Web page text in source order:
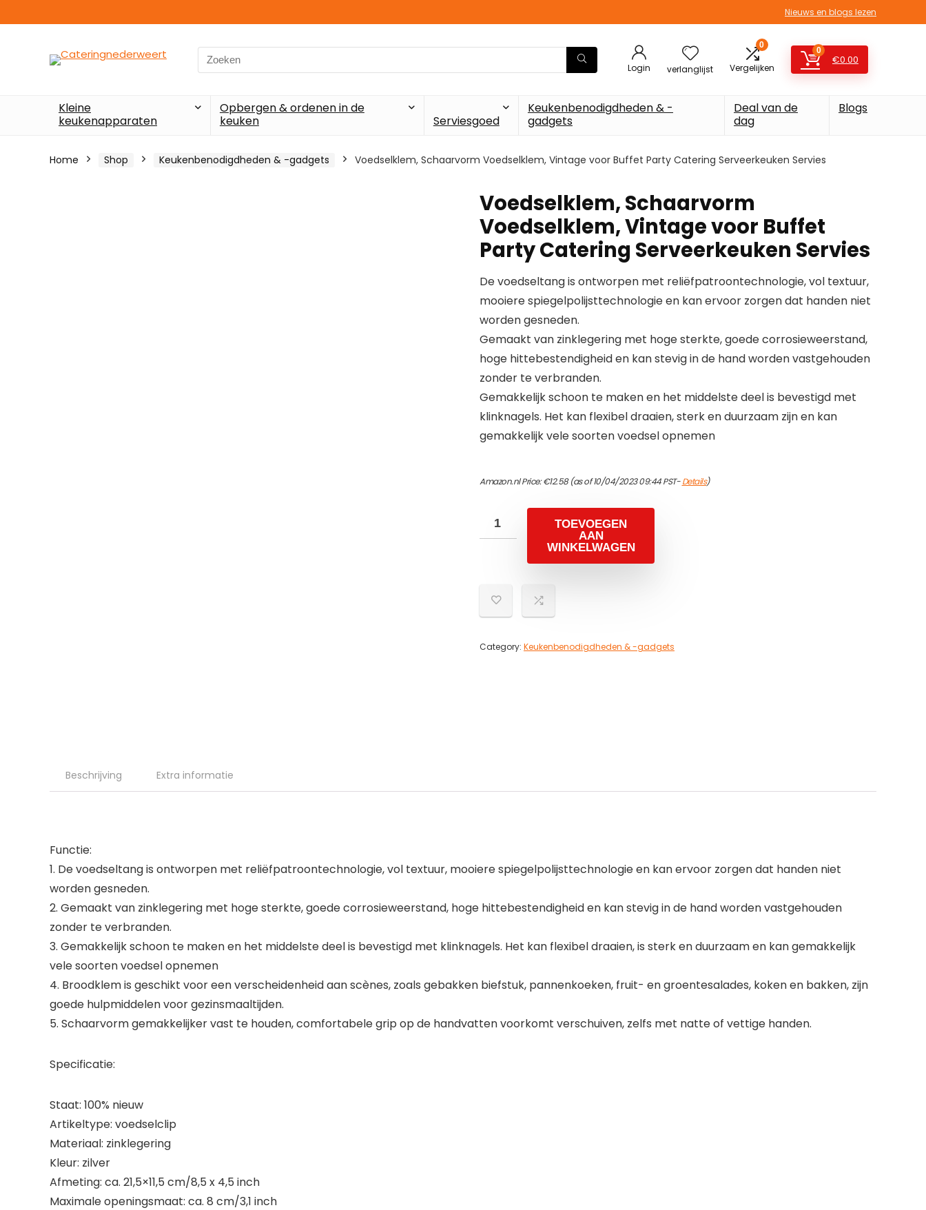
Nieuws en blogs lezen
Search
for:
Login verlanglijst
0
Vergelijken
0
€0.00
Kleine
keukenapparaten
Opbergen & ordenen in de
keuken
Serviesgoed
Keukenbenodigdheden & -
gadgets
Deal van de
dag
Blogs
Home Shop Keukenbenodigdheden & -gadgets Voedselklem, Schaarvorm Voedselklem, Vintage voor Buffet Party Catering Serveerkeuken Servies
Voedselklem, Schaarvorm
Voedselklem, Vintage voor Buffet
Party Catering Serveerkeuken Servies
De voedseltang is ontworpen met reliëfpatroontechnologie, vol textuur,
mooiere spiegelpolijsttechnologie en kan ervoor zorgen dat handen niet
worden gesneden.
Gemaakt van zinklegering met hoge sterkte, goede corrosieweerstand,
hoge hittebestendigheid en kan stevig in de hand worden vastgehouden
zonder te verbranden.
Gemakkelijk schoon te maken en het middelste deel is bevestigd met
klinknagels. Het kan flexibel draaien, sterk en duurzaam zijn en kan
gemakkelijk vele soorten voedsel opnemen
Amazon.nl Price:€12.58(as of 10/04/2023 09:44 PST-Details)
TOEVOEGEN
AAN
WINKELWAGEN
Category: Keukenbenodigdheden & -gadgets
Beschrijving Extra informatie
Functie:
1. De voedseltang is ontworpen met reliëfpatroontechnologie, vol textuur, mooiere spiegelpolijsttechnologie en kan ervoor zorgen dat handen niet
worden gesneden.
2. Gemaakt van zinklegering met hoge sterkte, goede corrosieweerstand, hoge hittebestendigheid en kan stevig in de hand worden vastgehouden
zonder te verbranden.
3. Gemakkelijk schoon te maken en het middelste deel is bevestigd met klinknagels. Het kan flexibel draaien, is sterk en duurzaam en kan gemakkelijk
vele soorten voedsel opnemen
4. Broodklem is geschikt voor een verscheidenheid aan scènes, zoals gebakken biefstuk, pannenkoeken, fruit- en groentesalades, koken en bakken, zijn
goede hulpmiddelen voor gezinsmaaltijden.
5. Schaarvorm gemakkelijker vast te houden, comfortabele grip op de handvatten voorkomt verschuiven, zelfs met natte of vettige handen.
Specificatie:
Staat: 100% nieuw
Artikeltype: voedselclip
Materiaal: zinklegering
Kleur: zilver
Afmeting: ca. 21,5×11,5 cm/8,5 x 4,5 inch
Maximale openingsmaat: ca. 8 cm/3,1 inch